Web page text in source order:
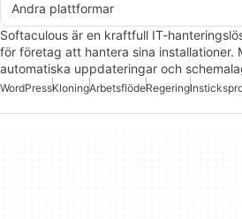
Andra plattformar
Softaculous är en kraftfull IT-
för företag att hantera sina installationer.
automatiska uppdateringar och
WordPressKloningArbetsflödeRegering